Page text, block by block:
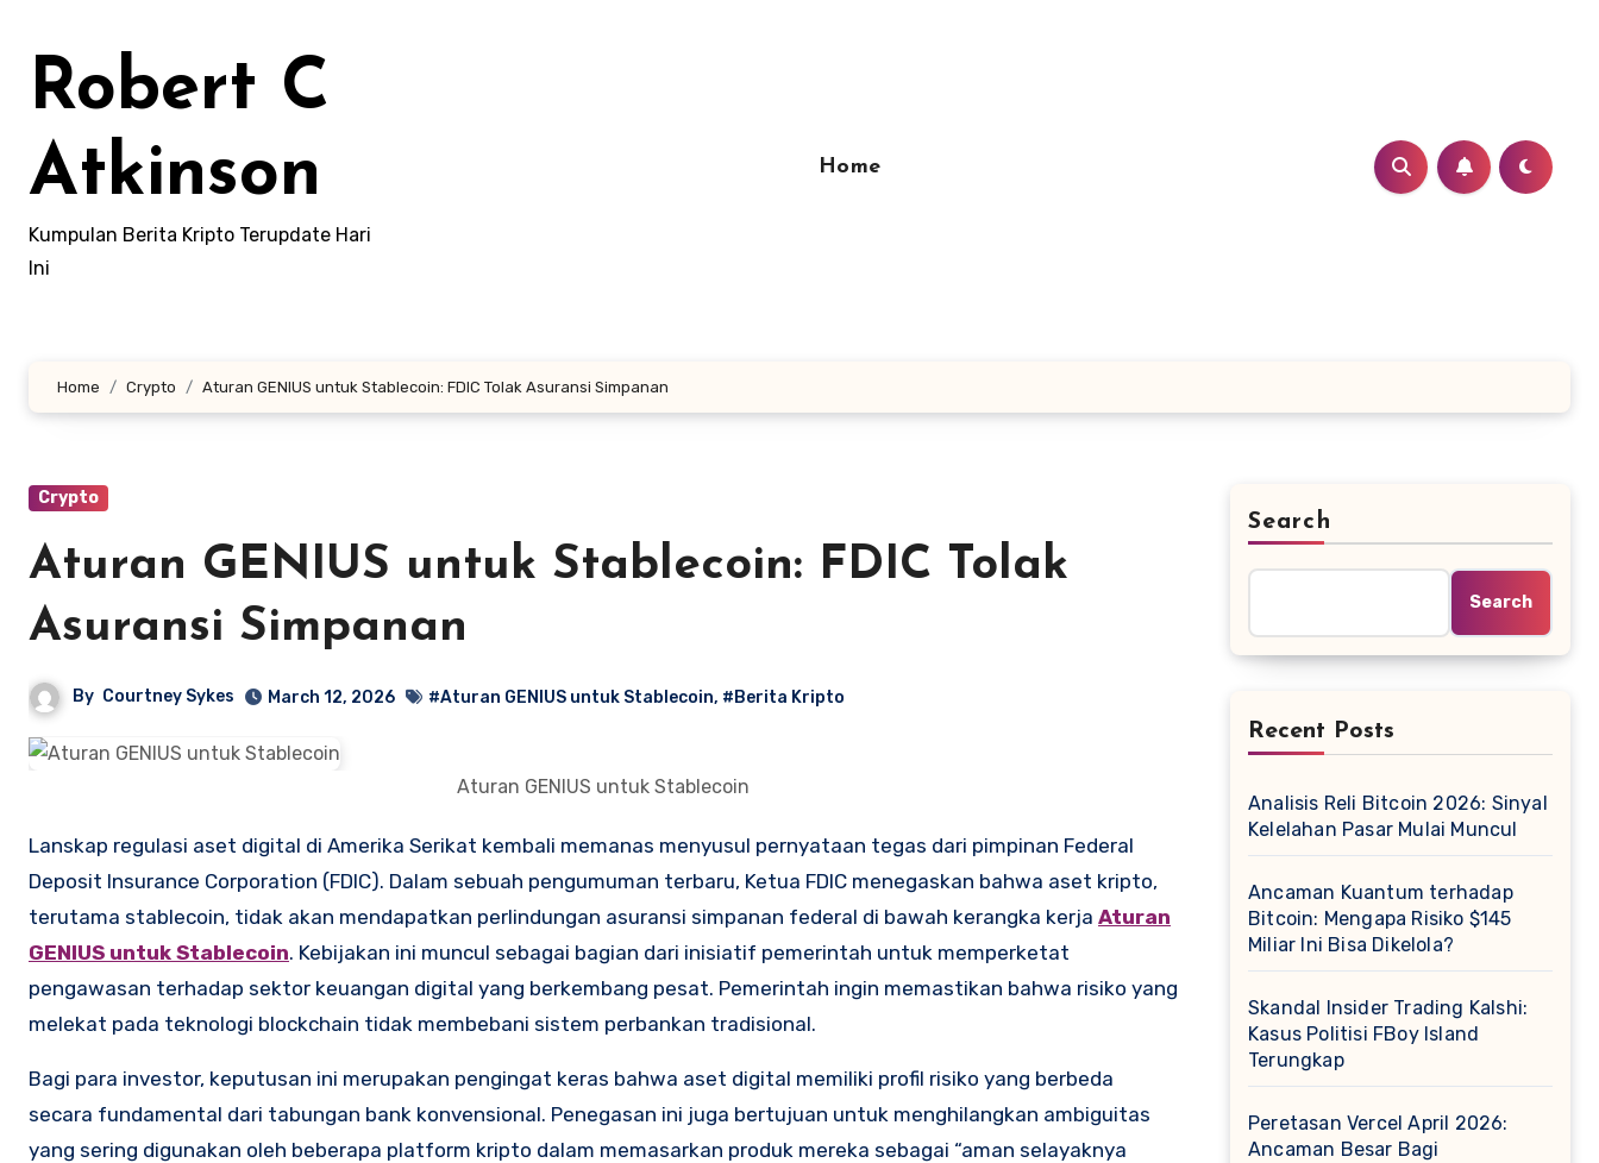
contentRobert C
Atkinson
Kumpulan Berita Kripto Terupdate Hari
Ini
Home
Home Crypto Aturan GENIUS untuk Stablecoin: FDIC Tolak Asuransi Simpanan
Crypto
Aturan GENIUS untuk Stablecoin: FDIC Tolak
Asuransi Simpanan
By Courtney Sykes March 12, 2026 #Aturan GENIUS untuk Stablecoin, #Berita Kripto
Aturan GENIUS untuk Stablecoin
Lanskap regulasi aset digital di Amerika Serikat kembali memanas menyusul pernyataan tegas dari pimpinan Federal
Deposit Insurance Corporation (FDIC). Dalam sebuah pengumuman terbaru, Ketua FDIC menegaskan bahwa aset kripto,
terutama stablecoin, tidak akan mendapatkan perlindungan asuransi simpanan federal di bawah kerangka kerja Aturan
GENIUS untuk Stablecoin. Kebijakan ini muncul sebagai bagian dari inisiatif pemerintah untuk memperketat
pengawasan terhadap sektor keuangan digital yang berkembang pesat. Pemerintah ingin memastikan bahwa risiko yang
melekat pada teknologi blockchain tidak membebani sistem perbankan tradisional.
Bagi para investor, keputusan ini merupakan pengingat keras bahwa aset digital memiliki profil risiko yang berbeda
secara fundamental dari tabungan bank konvensional. Penegasan ini juga bertujuan untuk menghilangkan ambiguitas
yang sering digunakan oleh beberapa platform kripto dalam memasarkan produk mereka sebagai “aman selayaknya
Search
Search
Recent Posts
Analisis Reli Bitcoin 2026: Sinyal
Kelelahan Pasar Mulai Muncul
Ancaman Kuantum terhadap
Bitcoin: Mengapa Risiko $145
Miliar Ini Bisa Dikelola?
Skandal Insider Trading Kalshi:
Kasus Politisi FBoy Island
Terungkap
Peretasan Vercel April 2026:
Ancaman Besar Bagi